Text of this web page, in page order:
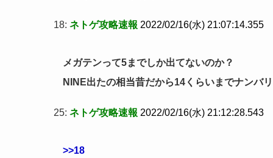
18: ネトゲ攻略速報 2022/02/16(水) 21:07:14.355
メガテンって5までしか出てないのか？
NINE出たの相当昔だから14くらいまでナンバ
25: ネトゲ攻略速報 2022/02/16(水) 21:12:28.543
>>18